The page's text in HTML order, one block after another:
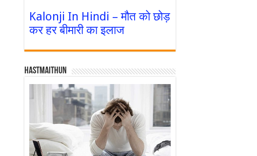
Kalonji In Hindi – मौत को छोड़
कर हर बीमारी का इलाज
Hastmaithun